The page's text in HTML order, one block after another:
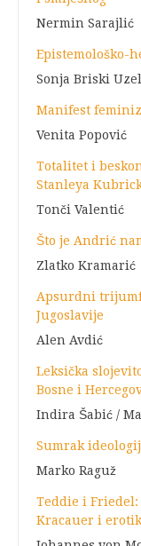
Nermin Sarajlić
Epistemološko-
Sonja Briski
Manifest
Venita Popović
Totalitet i
Stanleya
Tonči Valentić
Što je Andrić
Zlatko Kramarić
Apsurdni
Jugoslavije
Alen Avdić
Leksička
Bosne i
Indira Šabić /
Sumrak
Marko Raguž
Teddie i Friedel:
Kracauer i